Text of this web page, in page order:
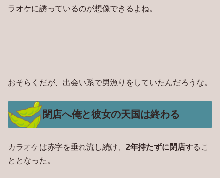
ラオケに誘っているのが想像できるよね。
おそらくだが、出会い系で男漁りをしていたんだろうな。
閉店へ俺と彼女の天国は終わる
カラオケは赤字を垂れ流し続け、 2年持たずに閉店するこ
ととなった。